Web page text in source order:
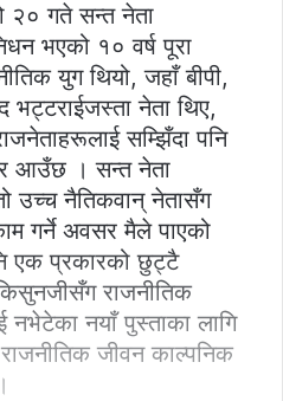
२० गते सन्त नेता
भएको १० वर्ष पूरा
युग थियो, जहाँ बीपी,
भट्टराईजस्ता नेता थिए,
सम्झिँदा पनि
आउँछ । सन्त नेता
उच्च नैतिकवान् नेतासँग
गर्ने अवसर मैले पाएको
एक प्रकारको छुट्टै
राजनीतिक
नभेटेका नयाँ पुस्ताका लागि
जीवन काल्पनिक